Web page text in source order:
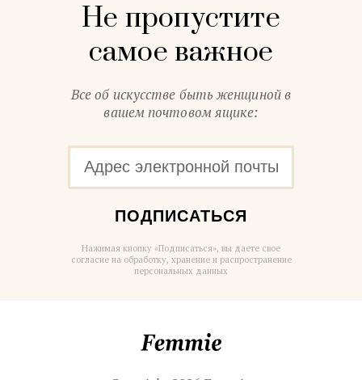
Не пропустите
самое важное
Все об искусстве быть женщиной в
вашем почтовом ящике:
ПОДПИСАТЬСЯ
Нажимая кнопку «Подписаться», вы даете свое
согласие на обработку, хранение и распространение
персональных данных